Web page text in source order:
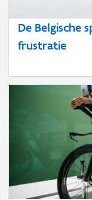
De Belgische
frustratie